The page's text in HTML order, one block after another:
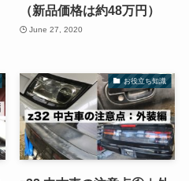
（新品価格は約48万円）
June 27, 2020
お役立ち知識